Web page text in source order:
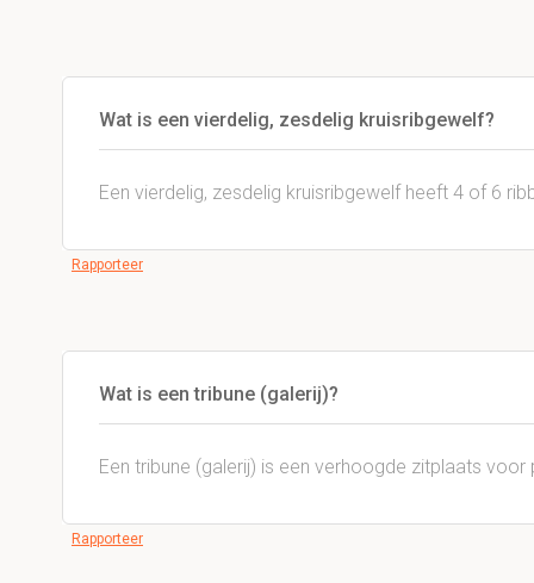
Wat is een vierdelig, zesdelig kruisribgewelf?
Een vierdelig, zesdelig kruisribgewelf heeft 4 of 6
Rapporteer
Wat is een tribune (galerij)?
Een tribune (galerij) is een verhoogde zitplaats
Rapporteer